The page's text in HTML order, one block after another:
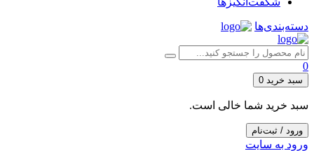
دسته‌بندی‌ها
0
سبد خرید 0
سبد خرید شما خالی است.
ورود / ثبت‌نام
ورود به سایت